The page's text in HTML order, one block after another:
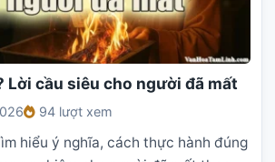
Lời cầu siêu cho người đã mất
94 lượt xem
hiểu ý nghĩa, cách thực hành đúng